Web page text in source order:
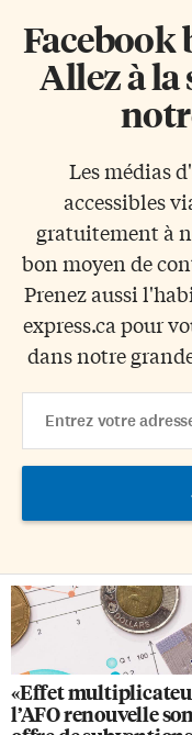
Facebook
Allez à la
Les médias
accessibles
gratuitement à
bon moyen de
Prenez aussi
express.ca pour
dans notre
Address
«Effet
l’AFO renouvelle son